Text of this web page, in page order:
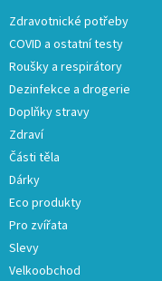
Zdravotnické potřeby
COVID a ostatní testy
Roušky a respirátory
Dezinfekce a drogerie
Doplňky stravy
Zdraví
Části těla
Dárky
Eco produkty
Pro zvířata
Slevy
Velkoobchod